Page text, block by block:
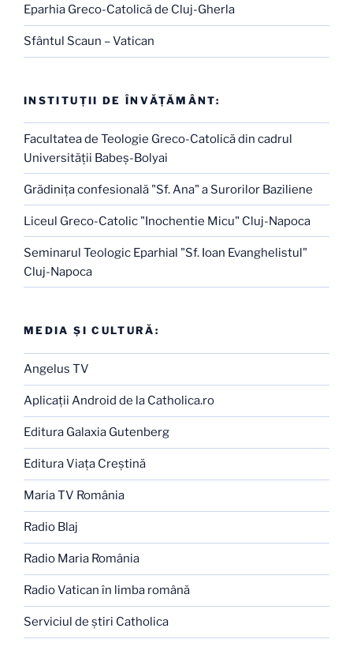
Eparhia Greco-Catolică de Cluj-Gherla
Sfântul Scaun – Vatican
INSTITUŢII DE ÎNVĂŢĂMÂNT:
Facultatea de Teologie Greco-Catolică din cadrul
Universităţii Babeş-Bolyai
Grădiniţa confesională "Sf. Ana" a Surorilor Baziliene
Liceul Greco-Catolic "Inochentie Micu" Cluj-Napoca
Seminarul Teologic Eparhial "Sf. Ioan Evanghelistul"
Cluj-Napoca
MEDIA ŞI CULTURĂ:
Angelus TV
Aplicaţii Android de la Catholica.ro
Editura Galaxia Gutenberg
Editura Viaţa Creştină
Maria TV România
Radio Blaj
Radio Maria România
Radio Vatican în limba română
Serviciul de ştiri Catholica